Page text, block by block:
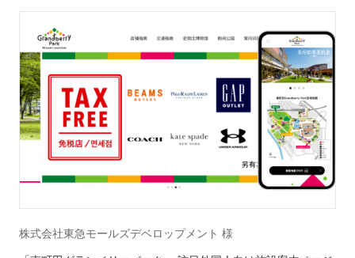
株式会社東急モールズデベロップメント 様